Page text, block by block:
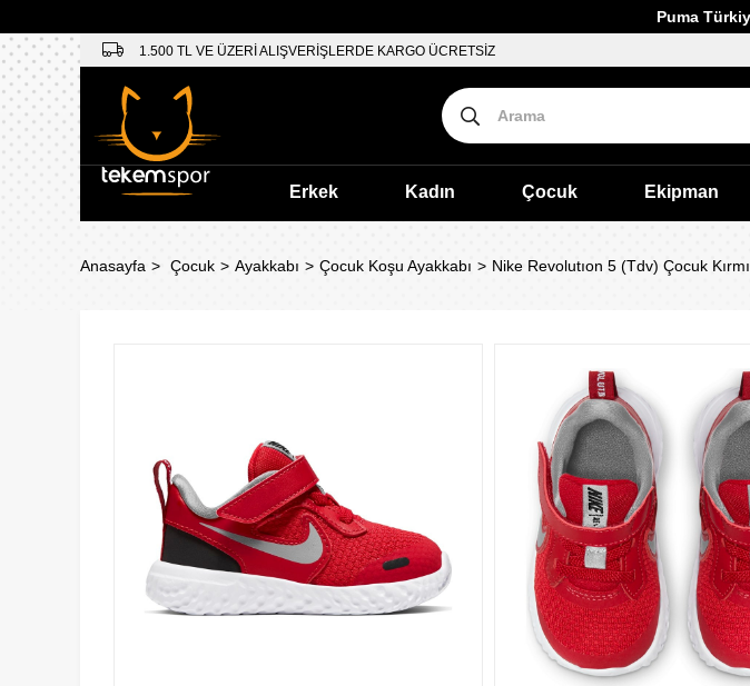
Puma
1.500 TL VE ÜZERİ ALIŞVERİŞLERDE KARGO ÜCRETSİZ
Erkek Kadın Çocuk Ekipman
Anasayfa Çocuk Ayakkabı Çocuk Koşu Ayakkabı Nike Revolutıon 5 (Tdv) Çocuk